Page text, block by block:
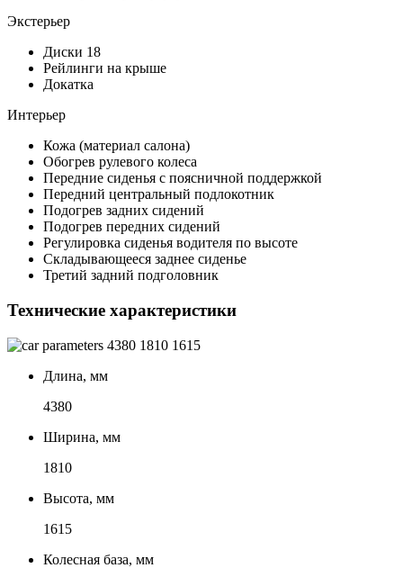
Экстерьер
Диски 18
Рейлинги на крыше
Докатка
Интерьер
Кожа (материал салона)
Обогрев рулевого колеса
Передние сиденья с поясничной поддержкой
Передний центральный подлокотник
Подогрев задних сидений
Подогрев передних сидений
Регулировка сиденья водителя по высоте
Складывающееся заднее сиденье
Третий задний подголовник
Технические характеристики
4380 1810 1615
Длина, мм
4380
Ширина, мм
1810
Высота, мм
1615
Колесная база, мм